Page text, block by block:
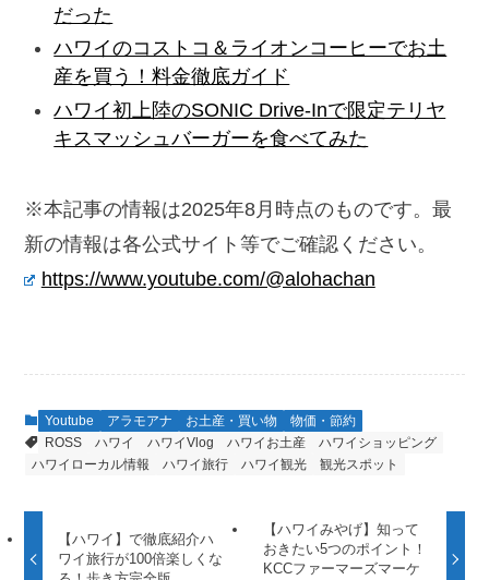
だった
ハワイのコストコ＆ライオンコーヒーでお土
産を買う！料金徹底ガイド
ハワイ初上陸のSONIC Drive-Inで限定テリヤ
キスマッシュバーガーを食べてみた
※本記事の情報は2025年8月時点のものです。最
新の情報は各公式サイト等でご確認ください。
https://www.youtube.com/@alohachan
Youtube アラモアナ お土産・買い物
物価・節約
ROSS
ハワイ ハワイVlog ハワイお土産
ハワイショッピング
ハワイローカル情報
ハワイ旅行 ハワイ観光 観光スポット
【ハワイ】で徹底紹介ハ
ワイ旅行が100倍楽しくな
【ハワイみやげ】知って
おきたい5つのポイント！
KCCファーマーズマーケ